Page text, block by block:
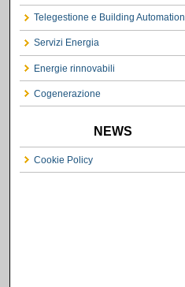
Telegestione e Building Automation
Servizi Energia
Energie rinnovabili
Cogenerazione
NEWS
Cookie Policy